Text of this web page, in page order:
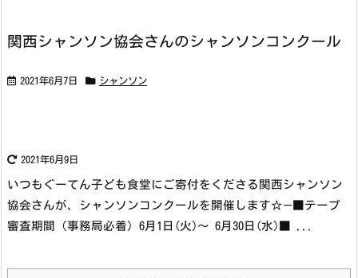
関西シャンソン協会さんのシャンソンコンクール
2021年6月7日 シャンソン
2021年6月9日
いつもぐーてん子ども食堂にご寄付をくださる関西シャンソン
協会さんが、シャンソンコンクールを開催します☆— ■テープ
審査期間（事務局必着） 6月1日(火)～ 6月30日(水) ■ ...